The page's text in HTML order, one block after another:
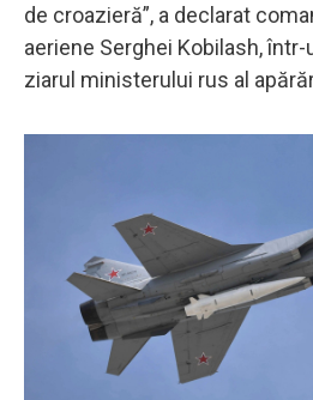
de croazieră”, a declarat
aeriene Serghei Kobilash,
ziarul ministerului rus al